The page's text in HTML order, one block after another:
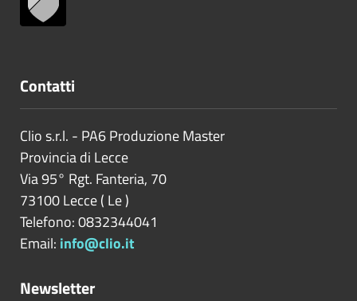
Contatti
Clio s.r.l. - PA6 Produzione Master
Provincia di Lecce
Via 95° Rgt. Fanteria, 70
73100Lecce( Le)
Telefono: 0832344041
Email: info@clio.it
Newsletter